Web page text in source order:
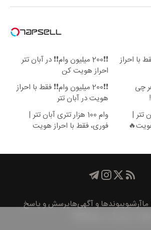
فقط با احراز
❗❗200 میلیون وام❗❗ در آبان تتر
احراز هویت کن
هر چی
❗❗200 میلیون وام❗❗ فقط با احراز
هویت در آبان تتر
تتر |
وام 100 هزار تتری آبان تتر |
فوری، فقط با احراز هویت
آرشیوپیوند‌ها و آگهی‌هاپرسش و پاسخ